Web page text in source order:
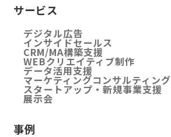
サービス
デジタル広告
インサイドセールス
CRM/MA構築支援
WEBクリエイティブ制作
データ活用支援
マーケティングコンサルティング
スタートアップ・新規事業支援
展示会
事例